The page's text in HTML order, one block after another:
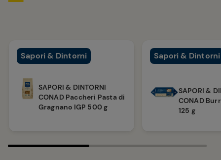
Sapori & Dintorni
SAPORI & DINTORNI
CONAD Paccheri Pasta di
Gragnano IGP 500 g
Sapori & Dintorni
SAPORI &
CONAD
125 g